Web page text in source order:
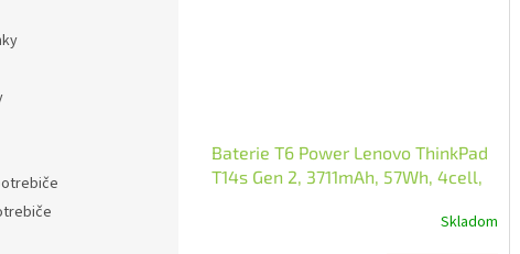
Baterie T6 Power Lenovo ThinkPad
T14s Gen 2, 3711mAh, 57Wh, 4cell,
Skladom